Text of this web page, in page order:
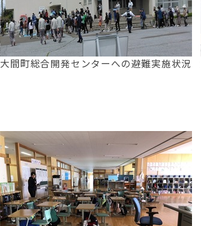
大間町総合開発センターへの避難実施状況